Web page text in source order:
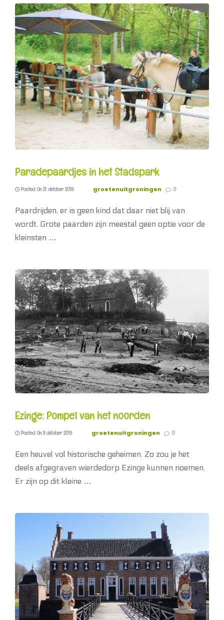
Paradepaardjes in het Stadspark
Posted On 21 oktober 2019 groetenuitgroningen 0
Paardrijden, er is geen kind dat daar niet blij van
wordt. Grote paarden zijn meestal geen optie voor de
kleinsten …
Ezinge: Pompeï van het noorden
Posted On 3 oktober 2019 groetenuitgroningen 0
Een heuvel vol historische geheimen. Zo zou je het
deels afgegraven wierdedorp Ezinge kunnen noemen.
Er zijn op dit kleine …